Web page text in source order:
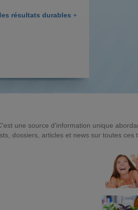
résultats durables +
une source d'information unique
dossiers, articles et news sur toutes ces